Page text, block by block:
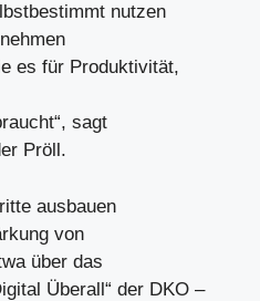
nutzen
es für Produktivität,
sagt
Pröll.
ausbauen
von
über das
Überall“ der DKO –